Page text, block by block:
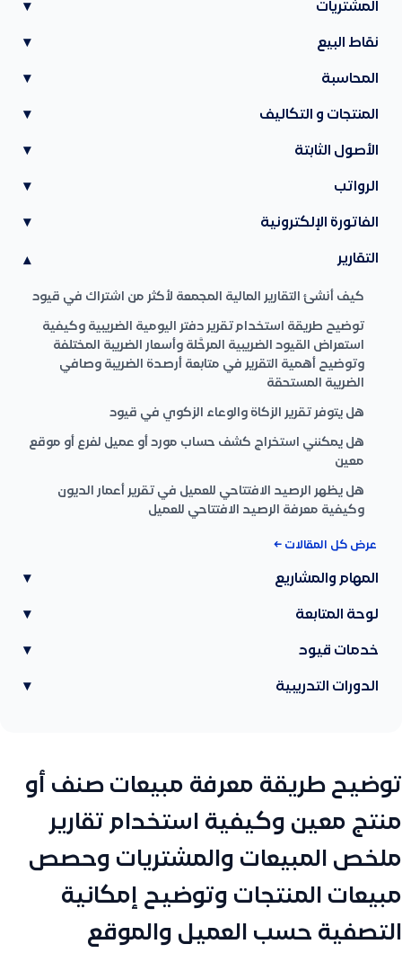
المشتريات ▾
نقاط البيع ▾
المحاسبة ▾
المنتجات و التكاليف ▾
الأصول الثابتة ▾
الرواتب ▾
الفاتورة الإلكترونية ▾
التقارير ▾
كيف أنشئ التقارير المالية المجمعة لأكثر من اشتراك في قيود
توضيح طريقة استخدام تقرير دفتر اليومية الضريبية وكيفية
استعراض القيود الضريبية المرحَّلة وأسعار الضريبة المختلفة
وتوضيح أهمية التقرير في متابعة أرصدة الضريبة وصافي
الضريبة المستحقة
هل يتوفر تقرير الزكاة والوعاء الزكوي في قيود
هل يمكنني استخراج كشف حساب مورد أو عميل لفرع أو موقع
معين
هل يظهر الرصيد الافتتاحي للعميل في تقرير أعمار الديون
وكيفية معرفة الرصيد الافتتاحي للعميل
عرض كل المقالات ←
المهام والمشاريع ▾
لوحة المتابعة ▾
خدمات قيود ▾
الدورات التدريبية ▾
توضيح طريقة معرفة مبيعات صنف أو
منتج معين وكيفية استخدام تقارير
ملخص المبيعات والمشتريات وحصص
مبيعات المنتجات وتوضيح إمكانية
التصفية حسب العميل والموقع